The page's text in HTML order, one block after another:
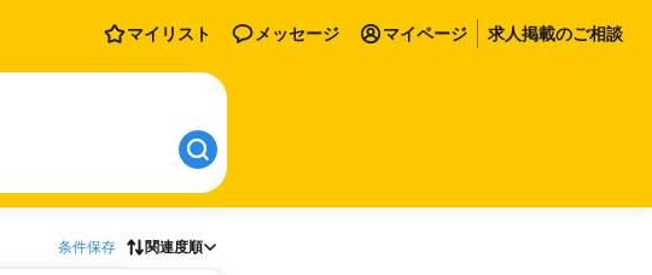
マイリスト メッセージ マイページ 求人掲載のご相談
条件保存 関連度順